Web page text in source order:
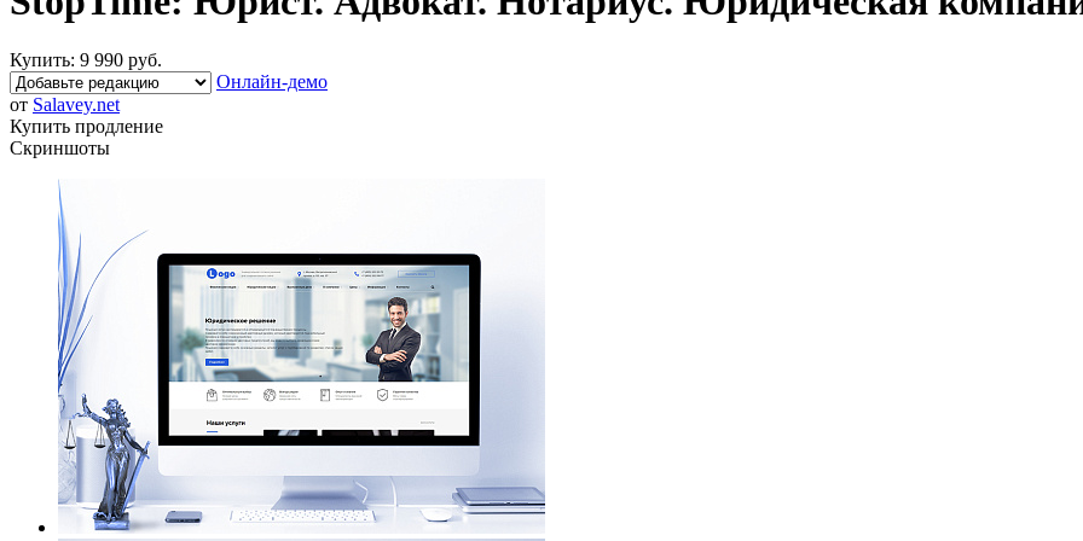
Купить: 9 990 руб.
Онлайн-демо
от Salavey.net
Купить продление
Скриншоты